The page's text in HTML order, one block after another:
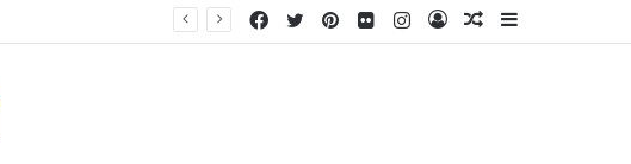
Random
Log
Instagram
Flickr
Pinterest
Twitter
Facebook